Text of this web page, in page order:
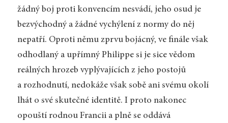
žádný boj proti konvencím nesvádí, jeho osud je
bezvýchodný a žádné vychýlení z normy do něj
nepatří. Oproti němu zprvu bojácný, ve finále však
odhodlaný a upřímný Philippe si je sice vědom
reálných hrozeb vyplývajících z jeho postojů
a rozhodnutí, nedokáže však sobě ani svému okolí
lhát o své skutečné identitě. I proto nakonec
opouští rodnou Francii a plně se oddává